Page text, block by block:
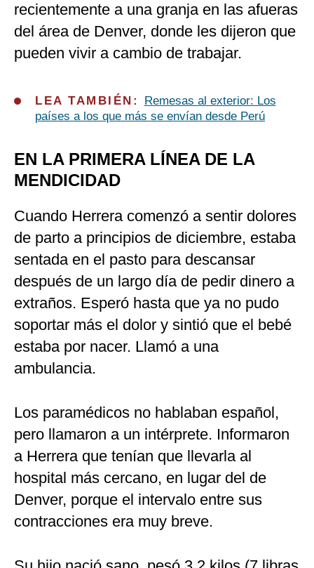
recientemente a una granja en las afueras
del área de Denver, donde les dijeron que
pueden vivir a cambio de trabajar.
LEA TAMBIÉN:
Remesas al exterior: Los
países a los que más se envían desde Perú
EN LA PRIMERA LÍNEA DE LA
MENDICIDAD
Cuando Herrera comenzó a sentir dolores
de parto a principios de diciembre, estaba
sentada en el pasto para descansar
después de un largo día de pedir dinero a
extraños. Esperó hasta que ya no pudo
soportar más el dolor y sintió que el bebé
estaba por nacer. Llamó a una
ambulancia.
Los paramédicos no hablaban español,
pero llamaron a un intérprete. Informaron
a Herrera que tenían que llevarla al
hospital más cercano, en lugar del de
Denver, porque el intervalo entre sus
contracciones era muy breve.